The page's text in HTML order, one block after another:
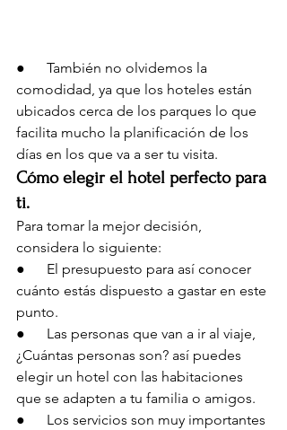
●      También no olvidemos la
comodidad, ya que los hoteles están
ubicados cerca de los parques lo que
facilita mucho la planificación de los
días en los que va a ser tu visita.
Cómo elegir el hotel perfecto para
ti.
Para tomar la mejor decisión,
considera lo siguiente:
●      El presupuesto para así conocer
cuánto estás dispuesto a gastar en este
punto.
●      Las personas que van a ir al viaje,
¿Cuántas personas son? así puedes
elegir un hotel con las habitaciones
que se adapten a tu familia o amigos.
●      Los servicios son muy importantes